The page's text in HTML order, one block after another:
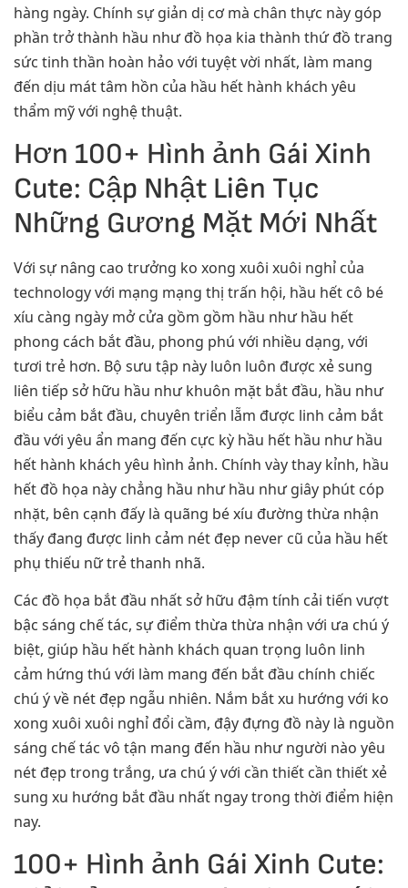
hàng ngày. Chính sự giản dị cơ mà chân thực này góp
phần trở thành hầu như đồ họa kia thành thứ đồ trang
sức tinh thần hoàn hảo với tuyệt vời nhất, làm mang
đến dịu mát tâm hồn của hầu hết hành khách yêu
thẩm mỹ với nghệ thuật.
Hơn 100+ Hình ảnh Gái Xinh
Cute: Cập Nhật Liên Tục
Những Gương Mặt Mới Nhất
Với sự nâng cao trưởng ko xong xuôi xuôi nghỉ của
technology với mạng mạng thị trấn hội, hầu hết cô bé
xíu càng ngày mở cửa gồm gồm hầu như hầu hết
phong cách bắt đầu, phong phú với nhiều dạng, với
tươi trẻ hơn. Bộ sưu tập này luôn luôn được xẻ sung
liên tiếp sở hữu hầu như khuôn mặt bắt đầu, hầu như
biểu cảm bắt đầu, chuyên triển lẵm được linh cảm bắt
đầu với yêu ẩn mang đến cực kỳ hầu hết hầu như hầu
hết hành khách yêu hình ảnh. Chính vày thay kỉnh, hầu
hết đồ họa này chẳng hầu như hầu như giây phút cóp
nhặt, bên cạnh đấy là quãng bé xíu đường thừa nhận
thấy đang được linh cảm nét đẹp never cũ của hầu hết
phụ thiếu nữ trẻ thanh nhã.
Các đồ họa bắt đầu nhất sở hữu đậm tính cải tiến vượt
bậc sáng chế tác, sự điểm thừa thừa nhận với ưa chú ý
biệt, giúp hầu hết hành khách quan trọng luôn linh
cảm hứng thú với làm mang đến bắt đầu chính chiếc
chú ý về nét đẹp ngẫu nhiên. Nắm bắt xu hướng với ko
xong xuôi xuôi nghỉ đổi cầm, đậy đựng đồ này là nguồn
sáng chế tác vô tận mang đến hầu như người nào yêu
nét đẹp trong trắng, ưa chú ý với cần thiết cần thiết xẻ
sung xu hướng bắt đầu nhất ngay trong thời điểm hiện
nay.
100+ Hình ảnh Gái Xinh Cute: